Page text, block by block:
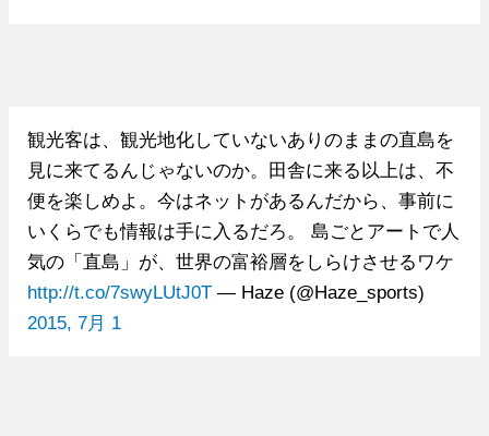
観光客は、観光地化していないありのままの直島を
見に来てるんじゃないのか。田舎に来る以上は、不
便を楽しめよ。今はネットがあるんだから、事前に
いくらでも情報は手に入るだろ。 島ごとアートで人
気の「直島」が、世界の富裕層をしらけさせるワケ
http://t.co/7swyLUtJ0T— Haze (@Haze_sports)
2015, 7月 1